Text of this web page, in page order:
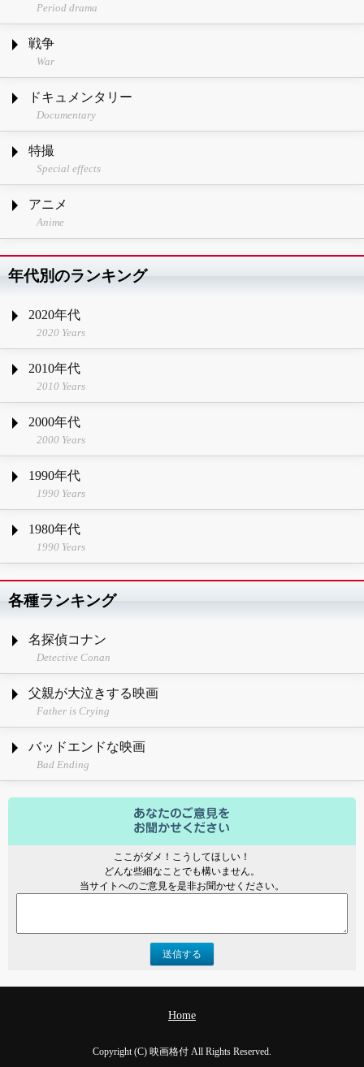
Period drama
戦争
War
ドキュメンタリー
Documentary
特撮
Special effects
アニメ
Anime
年代別のランキング
2020年代
2020 Years
2010年代
2010 Years
2000年代
2000 Years
1990年代
1990 Years
1980年代
1990 Years
各種ランキング
名探偵コナン
Detective Conan
父親が大泣きする映画
Father is Crying
バッドエンドな映画
Bad Ending
ここがダメ！こうしてほしい！
どんな些細なことでも構いません。
当サイトへのご意見を是非お聞かせください。
送信する
Home
Copyright (C) 映画格付 All Rights Reserved.